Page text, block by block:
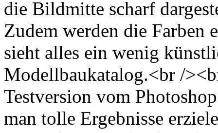
die Bildmitte scharf
Zudem werden die Farben
sieht alles ein wenig
Modellbaukatalog.<br /
Testversion vom
man tolle Ergebnisse